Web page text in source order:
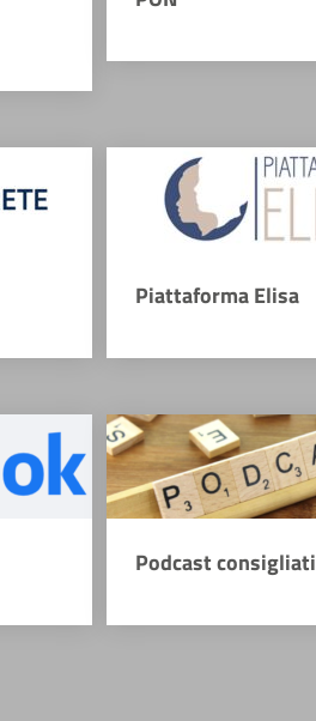
Piattaforma Elisa
Podcast consigliati